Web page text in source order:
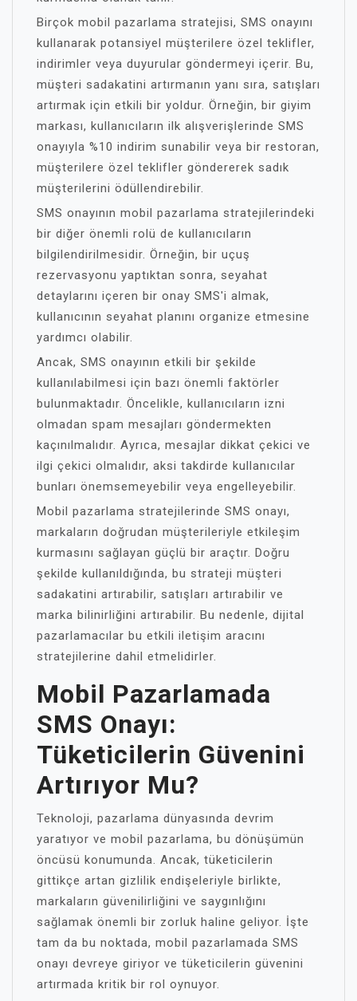
Birçok mobil pazarlama stratejisi, SMS onayını
kullanarak potansiyel müşterilere özel teklifler,
indirimler veya duyurular göndermeyi içerir. Bu,
müşteri sadakatini artırmanın yanı sıra, satışları
artırmak için etkili bir yoldur. Örneğin, bir giyim
markası, kullanıcıların ilk alışverişlerinde SMS
onayıyla %10 indirim sunabilir veya bir restoran,
müşterilere özel teklifler göndererek sadık
müşterilerini ödüllendirebilir.
SMS onayının mobil pazarlama stratejilerindeki
bir diğer önemli rolü de kullanıcıların
bilgilendirilmesidir. Örneğin, bir uçuş
rezervasyonu yaptıktan sonra, seyahat
detaylarını içeren bir onay SMS'i almak,
kullanıcının seyahat planını organize etmesine
yardımcı olabilir.
Ancak, SMS onayının etkili bir şekilde
kullanılabilmesi için bazı önemli faktörler
bulunmaktadır. Öncelikle, kullanıcıların izni
olmadan spam mesajları göndermekten
kaçınılmalıdır. Ayrıca, mesajlar dikkat çekici ve
ilgi çekici olmalıdır, aksi takdirde kullanıcılar
bunları önemsemeyebilir veya engelleyebilir.
Mobil pazarlama stratejilerinde SMS onayı,
markaların doğrudan müşterileriyle etkileşim
kurmasını sağlayan güçlü bir araçtır. Doğru
şekilde kullanıldığında, bu strateji müşteri
sadakatini artırabilir, satışları artırabilir ve
marka bilinirliğini artırabilir. Bu nedenle, dijital
pazarlamacılar bu etkili iletişim aracını
stratejilerine dahil etmelidirler.
Mobil Pazarlamada
SMS Onayı:
Tüketicilerin Güvenini
Artırıyor Mu?
Teknoloji, pazarlama dünyasında devrim
yaratıyor ve mobil pazarlama, bu dönüşümün
öncüsü konumunda. Ancak, tüketicilerin
gittikçe artan gizlilik endişeleriyle birlikte,
markaların güvenilirliğini ve saygınlığını
sağlamak önemli bir zorluk haline geliyor. İşte
tam da bu noktada, mobil pazarlamada SMS
onayı devreye giriyor ve tüketicilerin güvenini
artırmada kritik bir rol oynuyor.